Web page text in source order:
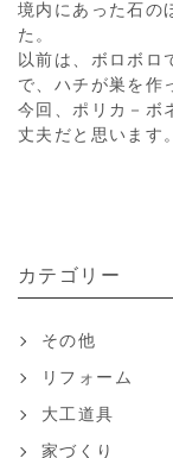
境内にあった石の
た。
以前は、ボロボロ
で、ハチが巣を作
今回、ポリカ－ボ
丈夫だと思います
カテゴリー
その他
リフォーム
大工道具
家づくり